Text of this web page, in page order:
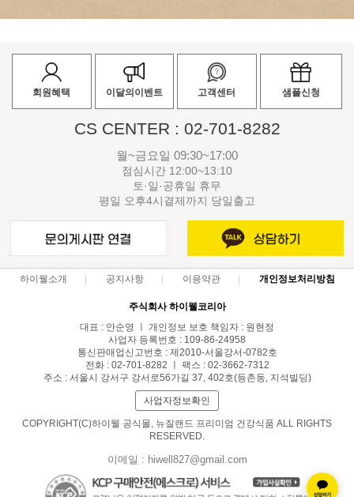
회원혜택 이달의이벤트 고객센터 샘플신청
CS CENTER : 02-701-8282
월~금요일 09:30~17:00
점심시간 12:00~13:10
토·일·공휴일 휴무
평일 오후4시결제까지 당일출고
하이웰소개 공지사항 이용약관 개인정보처리방침
주식회사 하이웰코리아
대표 : 안순영 ㅣ 개인정보 보호 책임자 : 원현정
사업자 등록번호 : 109-86-24958
통신판매업신고번호 : 제2010-서울강서-0782호
전화 : 02-701-8282 ㅣ 팩스 : 02-3662-7312
주소 : 서울시 강서구 강서로56가길 37, 402호(등촌동, 지석빌딩)
사업자정보확인
COPYRIGHT(C)하이웰 공식몰, 뉴질랜드 프리미엄 건강식품 ALL RIGHTS
RESERVED.
이메일 : hiwell827@gmail.com